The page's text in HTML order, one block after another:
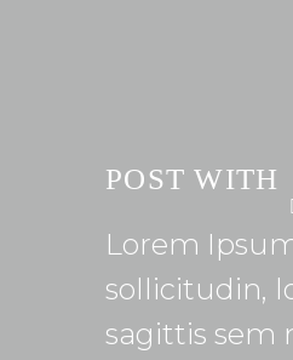
POST WITH
Lorem
sollicitudin,
sagittis sem